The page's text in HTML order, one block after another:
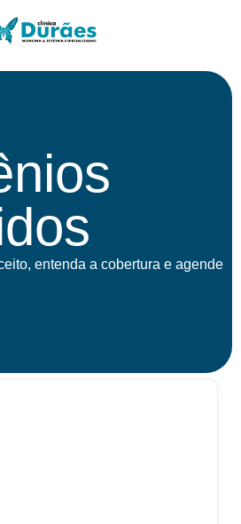
entenda a cobertura e agende